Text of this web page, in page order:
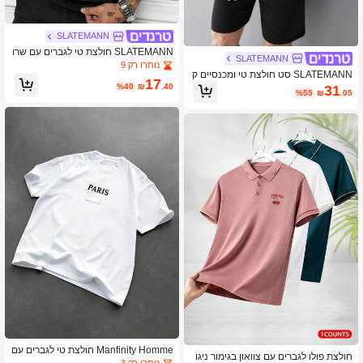
SLATEMANN
SLATEMANN סט חולצת טי ומכנסיים ק
צרים בצבע אחיד לגברים, קיץ
₪31.05
%55
חולצת פולו לגברים עם צוואון בגימור ניגו
SLATEMANN
SLATEMANN חולצת טי לגברים עם שרו
ולים קצרים, צווארון עגול, מתייבשת במהי
נותרו רק 9
₪17 .40
%40
Manfinity Homme חולצת טי לגברים עם